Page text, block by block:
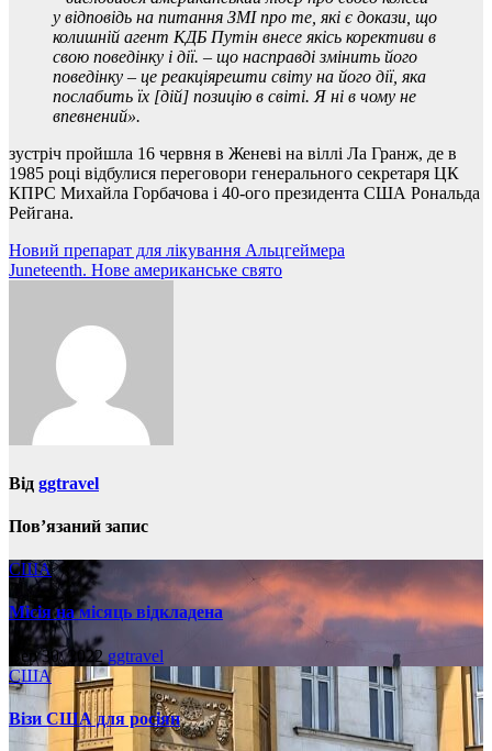
у відповідь на питання ЗМІ про те, які є докази, що
колишній агент КДБ Путін внесе якісь корективи в
свою поведінку і дії. – що насправді змінить його
поведінку – це реакціярешти світу на його дії, яка
послабить їх [дій] позицію в світі. Я ні в чому не
впевнений».
зустріч пройшла 16 червня в Женеві на віллі Ла Гранж, де в
1985 році відбулися переговори генерального секретаря ЦК
КПРС Михайла Горбачова і 40-ого президента США Рональда
Рейгана.
Навігація
записів
Новий препарат для лікування Альцгеймера
Juneteenth. Нове американське свято
Від ggtravel
Пов’язаний запис
США
Місія на місяць відкладена
Вер 30, 2022 ggtravel
США
Візи США для росіян